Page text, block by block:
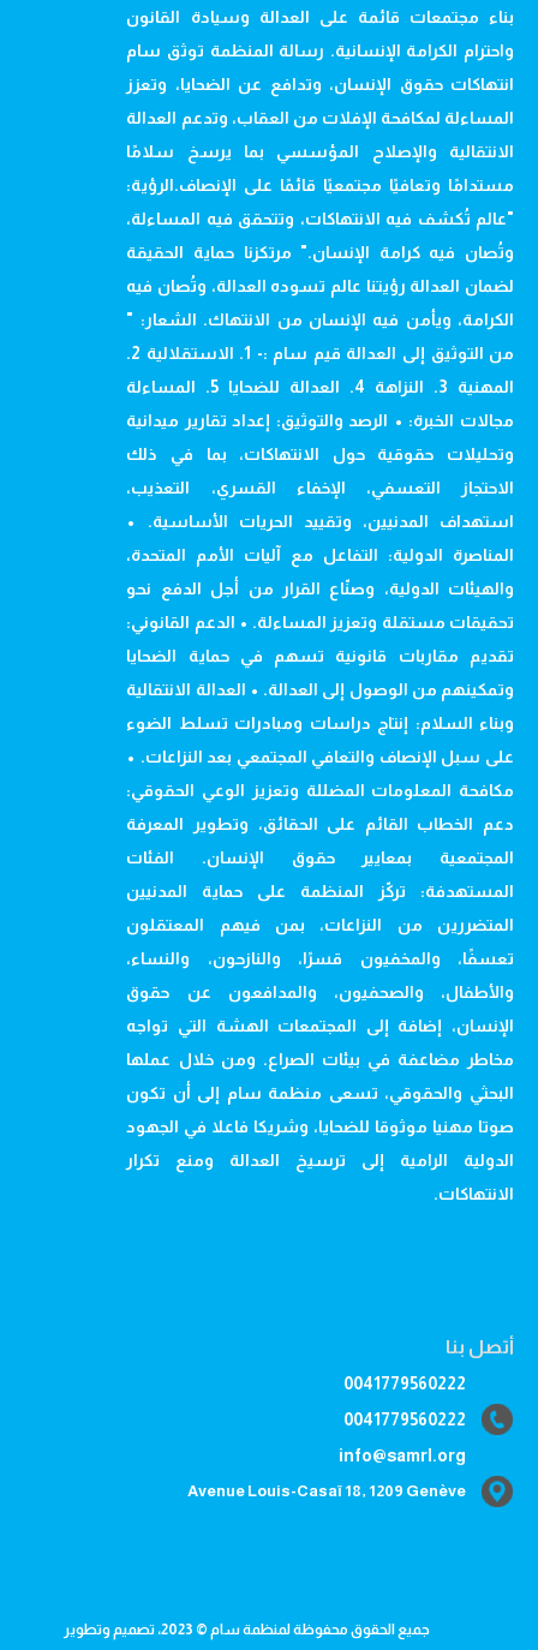
بناء مجتمعات قائمة على العدالة وسيادة القانون
واحترام الكرامة الإنسانية. رسالة المنظمة توثق سام
انتهاكات حقوق الإنسان، وتدافع عن الضحايا، وتعزز
المساءلة لمكافحة الإفلات من العقاب، وتدعم العدالة
الانتقالية والإصلاح المؤسسي بما يرسخ سلامًا
مستدامًا وتعافيًا مجتمعيًا قائمًا على الإنصاف.الرؤية:
"عالم تُكشف فيه الانتهاكات، وتتحقق فيه المساءلة،
وتُصان فيه كرامة الإنسان." مرتكزنا حماية الحقيقة
لضمان العدالة رؤيتنا عالم تسوده العدالة، وتُصان فيه
الكرامة، ويأمن فيه الإنسان من الانتهاك. الشعار: "
من التوثيق إلى العدالة قيم سام :- 1. الاستقلالية 2.
المهنية 3. النزاهة 4. العدالة للضحايا 5. المساءلة
مجالات الخبرة: • الرصد والتوثيق: إعداد تقارير ميدانية
وتحليلات حقوقية حول الانتهاكات، بما في ذلك
الاحتجاز التعسفي، الإخفاء القسري، التعذيب،
استهداف المدنيين، وتقييد الحريات الأساسية. •
المناصرة الدولية: التفاعل مع آليات الأمم المتحدة،
والهيئات الدولية، وصنّاع القرار من أجل الدفع نحو
تحقيقات مستقلة وتعزيز المساءلة. • الدعم القانوني:
تقديم مقاربات قانونية تسهم في حماية الضحايا
وتمكينهم من الوصول إلى العدالة. • العدالة الانتقالية
وبناء السلام: إنتاج دراسات ومبادرات تسلط الضوء
على سبل الإنصاف والتعافي المجتمعي بعد النزاعات. •
مكافحة المعلومات المضللة وتعزيز الوعي الحقوقي:
دعم الخطاب القائم على الحقائق، وتطوير المعرفة
المجتمعية بمعايير حقوق الإنسان. الفئات
المستهدفة: تركّز المنظمة على حماية المدنيين
المتضررين من النزاعات، بمن فيهم المعتقلون
تعسفًا، والمخفيون قسرًا، والنازحون، والنساء،
والأطفال، والصحفيون، والمدافعون عن حقوق
الإنسان، إضافة إلى المجتمعات الهشة التي تواجه
مخاطر مضاعفة في بيئات الصراع. ومن خلال عملها
البحثي والحقوقي، تسعى منظمة سام إلى أن تكون
صوتا مهنيا موثوقا للضحايا، وشريكا فاعلا في الجهود
الدولية الرامية إلى ترسيخ العدالة ومنع تكرار
الانتهاكات.
أتصل بنا
0041779560222
0041779560222
info@samrl.org
Avenue Louis-Casaï 18, 1209 Genève
جميع الحقوق محفوظة لمنظمة سام © 2023، تصميم وتطوير